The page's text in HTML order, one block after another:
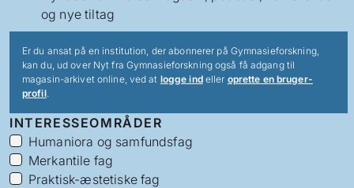
og nye tiltag
Er du ansat på en institution, der abonnerer på Gymnasieforskning,
kan du, ud over Nyt fra Gymnasieforskning også få adgang til
magasin-arkivet online, ved at logge indeller oprette en bruger-
profil.
INTERESSEOMRÅDER
Humaniora og samfundsfag
Merkantile fag
Praktisk-æstetiske fag